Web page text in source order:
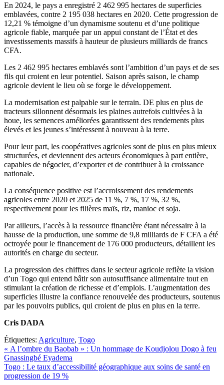
En 2024, le pays a enregistré 2 462 995 hectares de superficies
emblavées, contre 2 195 038 hectares en 2020. Cette progression de
12,21 % témoigne d’un dynamisme soutenu et d’une politique
agricole fiable, marquée par un appui constant de l’État et des
investissements massifs à hauteur de plusieurs milliards de francs
CFA.
Les 2 462 995 hectares emblavés sont l’ambition d’un pays et de ses
fils qui croient en leur potentiel. Saison après saison, le champ
agricole devient le lieu où se forge le développement.
La modernisation est palpable sur le terrain. DE plus en plus de
tracteurs sillonnent désormais les plaines autrefois cultivées à la
houe, les semences améliorées garantissent des rendements plus
élevés et les jeunes s’intéressent à nouveau à la terre.
Pour leur part, les coopératives agricoles sont de plus en plus mieux
structurées, et deviennent des acteurs économiques à part entière,
capables de négocier, d’exporter et de contribuer à la croissance
nationale.
La conséquence positive est l’accroissement des rendements
agricoles entre 2020 et 2025 de 11 %, 7 %, 17 %, 32 %,
respectivement pour les filières maïs, riz, manioc et soja.
Par ailleurs, l’accès à la ressource financière étant nécessaire à la
hausse de la production, une somme de 9,8 milliards de F CFA a été
octroyée pour le financement de 176 000 producteurs, détaillent les
autorités en charge du secteur.
La progression des chiffres dans le secteur agricole reflète la vision
d’un Togo qui entend bâtir son autosuffisance alimentaire tout en
stimulant la création de richesse et d’emplois. L’augmentation des
superficies illustre la confiance renouvelée des producteurs, soutenus
par les pouvoirs publics, qui croient de plus en plus en la terre.
Cris DADA
Étiquettes: Agriculture, Togo
Navigation
de
l’article
« A l’ombre du Baobab » : Un hommage de Koudjolou Dogo à feu
Gnassingbé Eyadema
Togo : Le taux d’accessibilité géographique aux soins de santé en
progression de 19 %